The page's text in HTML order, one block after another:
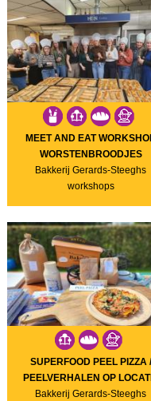
MEET AND EAT
WORSTENBROODJES
Bakkerij Gerards-Steeghs
workshops
SUPERFOOD PEEL PIZZA /
PEELVERHALEN OP
Bakkerij Gerards-Steeghs